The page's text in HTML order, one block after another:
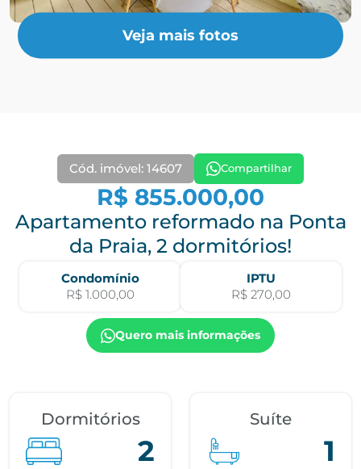
Veja mais fotos
Cód. imóvel: 14607 Compartilhar
R$ 855.000,00
Apartamento reformado na Ponta
da Praia, 2 dormitórios!
Condomínio
R$ 1.000,00
IPTU
R$ 270,00
Quero mais informações
Dormitórios
2
Suíte
1